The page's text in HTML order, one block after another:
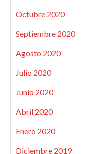
Octubre 2020
Septiembre 2020
Agosto 2020
Julio 2020
Junio 2020
Abril 2020
Enero 2020
Diciembre 2019